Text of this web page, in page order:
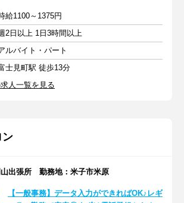
給1100～1375円
2日以上 1日3時間以上
ルバイト・パート
士見町駅 徒歩13分
人一覧を見る
ン
出張所 勤務地：米子市米原
【一般事務】データ入力ができればOK♪レギ